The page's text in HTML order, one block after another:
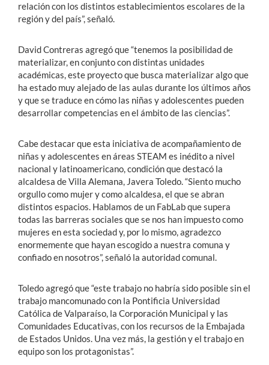
relación con los distintos establecimientos escolares de la
región y del país”, señaló.
David Contreras agregó que “tenemos la posibilidad de
materializar, en conjunto con distintas unidades
académicas, este proyecto que busca materializar algo que
ha estado muy alejado de las aulas durante los últimos años
y que se traduce en cómo las niñas y adolescentes pueden
desarrollar competencias en el ámbito de las ciencias”.
Cabe destacar que esta iniciativa de acompañamiento de
niñas y adolescentes en áreas STEAM es inédito a nivel
nacional y latinoamericano, condición que destacó la
alcaldesa de Villa Alemana, Javera Toledo. “Siento mucho
orgullo como mujer y como alcaldesa, el que se abran
distintos espacios. Hablamos de un FabLab que supera
todas las barreras sociales que se nos han impuesto como
mujeres en esta sociedad y, por lo mismo, agradezco
enormemente que hayan escogido a nuestra comuna y
confiado en nosotros”, señaló la autoridad comunal.
Toledo agregó que “este trabajo no habría sido posible sin el
trabajo mancomunado con la Pontificia Universidad
Católica de Valparaíso, la Corporación Municipal y las
Comunidades Educativas, con los recursos de la Embajada
de Estados Unidos. Una vez más, la gestión y el trabajo en
equipo son los protagonistas”.